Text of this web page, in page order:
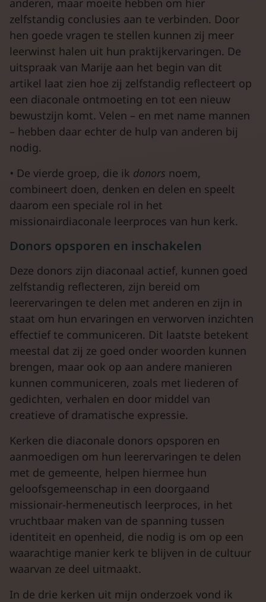
anderen, maar moeite hebben om hier
zelfstandig conclusies aan te verbinden. Door
hen goede vragen te stellen kunnen zij meer
leerwinst halen uit hun praktijkervaringen. De
uitspraak van Marije aan het begin van dit
artikel laat zien hoe zij zelfstandig reflecteert op
een diaconale ontmoeting en tot een nieuw
bewustzijn komt. Velen – en met name mannen
– hebben daar echter de hulp van anderen bij
nodig.
• De vierde groep, die ik donors noem,
combineert doen, denken en delen en speelt
daarom een speciale rol in het
missionairdiaconale leerproces van hun kerk.
Donors opsporen en inschakelen
Deze donors zijn diaconaal actief, kunnen goed
zelfstandig reflecteren, zijn bereid om
leerervaringen te delen met anderen en zijn in
staat om hun ervaringen en verworven inzichten
effectief te communiceren. Dit laatste betekent
meestal dat zij ze goed onder woorden kunnen
brengen, maar ook op aan andere manieren
kunnen communiceren, zoals met liederen of
gedichten, verhalen en door middel van
creatieve of dramatische expressie.
Kerken die diaconale donors opsporen en
aanmoedigen om hun leerervaringen te delen
met de gemeente, helpen hiermee hun
geloofsgemeenschap in een doorgaand
missionair-hermeneutisch leerproces, in het
vruchtbaar maken van de spanning tussen
identiteit en openheid, die nodig is om op een
waarachtige manier kerk te blijven in de cultuur
waarvan ze deel uitmaakt.
In de drie kerken uit mijn onderzoek vond ik